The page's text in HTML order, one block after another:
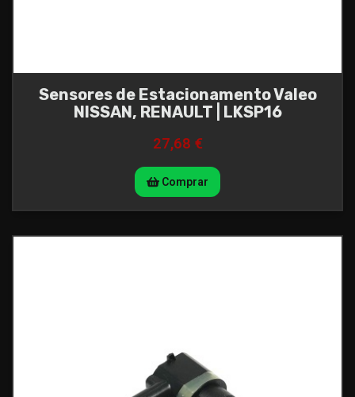
Sensores de Estacionamento Valeo
NISSAN, RENAULT | LKSP16
27,68 €
Comprar